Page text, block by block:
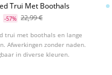
Trui Met Boothals
-57% 22,99 €
trui met boothals en lange
Afwerkingen zonder naden.
in diverse kleuren.